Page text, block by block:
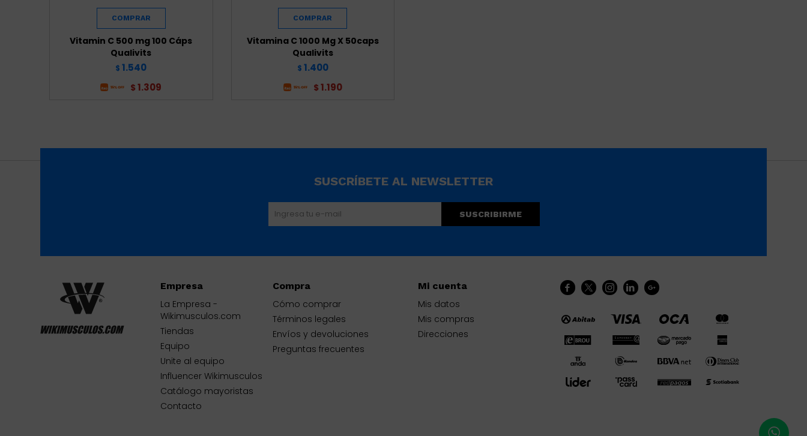
Vitamin C 500 mg 100 Cáps
Qualivits
$ 1.540
$ 1.309
Vitamina C 1000 Mg X 50caps
Qualivits
$ 1.400
$ 1.190
    
Empresa
La Empresa -
Wikimusculos.com
Tiendas
Equipo
Unite al equipo
Influencer Wikimusculos
Catálogo mayoristas
Contacto
Compra
Cómo comprar
Términos legales
Envíos y devoluciones
Preguntas frecuentes
Mi cuenta
Mis datos
Mis compras
Direcciones
SUSCRÍBETE AL NEWSLETTER
SUSCRIBIRME